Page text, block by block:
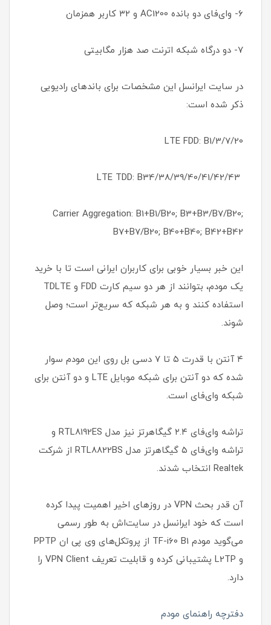
۶- وای‌فای دو بانده AC1200 و ۳۲ کاربر همزمان
۷- دو درگاه شبکه اترنت صد هزار مگابیتی
در سایت ایرانسل این مشخصات برای باندهای رادیویی
ذکر شده است:
LTE FDD: B1/3/7/20
Carrier Aggregation: B1+B1/B20; B3+B3/B7/B20;
B7+B7/B20; B40+B40; B42+B42
این خبر بسیار خوبی برای کاربران ایرانی است تا با خرید
یک مودم، بتوانند از هر دو سیم کارت FDD و TDLTE
استفاده کنند و به هر شبکه که سریع‌تر است؛ وصل
شوند.
۴ آنتن با قدرت ۵ تا ۷ دسی بل روی این مودم سوار
شده که دو آنتن برای شبکه موبایل LTE و دو آنتن برای
شبکه وای‌فای است.
تراشه وای‌فای ۲.۴ گیگاهرتز نیز مدل RTL8192ES و
تراشه وای‌فای ۵ گیگاهرتز مدل RTL8822BS از شرکت
Realtek انتخاب شدند.
آن قدر بحث VPN در روزهای اخیر اهمیت پیدا کرده
است که خود ایرانسل در سایت‌اش به طور رسمی
می‌گوید مودم TF-i60 B1 از پروتکل‌های وی پی ان PPTP
و L2TP پشتیبانی کرده و قابلیت تعریف VPN Client را
دارد.
دفترچه راهنمای مودم